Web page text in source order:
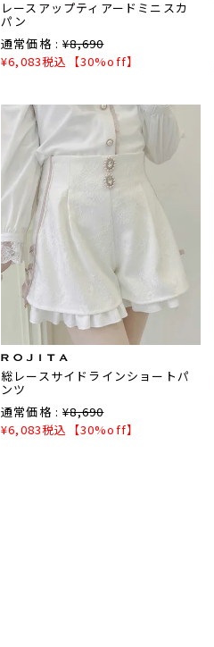
レースアップティアードミニスカ
パン
通常価格 : ¥8,690
¥6,083税込 【30%off】
総レースサイドラインショートパ
ンツ
通常価格 : ¥8,690
¥6,083税込 【30%off】